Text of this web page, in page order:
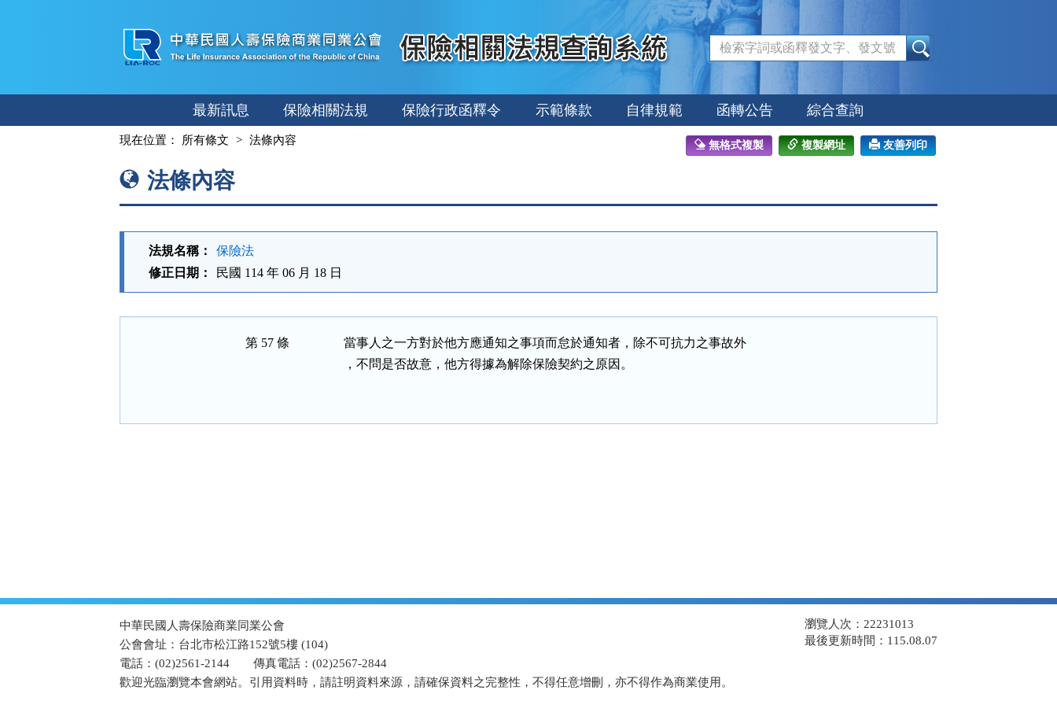
容
最新訊息 保險相關法規 保險行政函釋令 示範條款 自律規範 函轉公告 綜合查詢
現在位置： 所有條文 法條內容 無格式複製 複製網址 友善列印
法條內容
法規名稱：
保險法
修正日期：
民國 114 年 06 月 18 日
第 57 條
當事人之一方對於他方應通知之事項而怠於通知者，除不可抗力之事故外
，不問是否故意，他方得據為解除保險契約之原因。
中華民國人壽保險商業同業公會
公會會址：台北市松江路152號5樓 (104)
電話：(02)2561-2144
傳真電話：(02)2567-2844
歡迎光臨瀏覽本會網站。引用資料時，請註明資料來源，請確保資料之完整性，不得任意增刪，亦不得作為商業使用。
瀏覽人次：22231013
最後更新時間：115.08.07